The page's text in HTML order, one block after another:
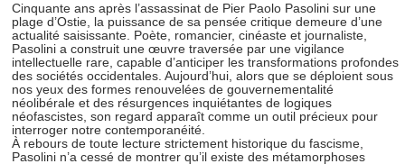
Cinquante ans après l’assassinat de Pier Paolo Pasolini sur une
plage d’Ostie, la puissance de sa pensée critique demeure d’une
actualité saisissante. Poète, romancier, cinéaste et journaliste,
Pasolini a construit une œuvre traversée par une vigilance
intellectuelle rare, capable d’anticiper les transformations profondes
des sociétés occidentales. Aujourd’hui, alors que se déploient sous
nos yeux des formes renouvelées de gouvernementalité
néolibérale et des résurgences inquiétantes de logiques
néofascistes, son regard apparaît comme un outil précieux pour
interroger notre contemporanéité.
À rebours de toute lecture strictement historique du fascisme,
Pasolini n’a cessé de montrer qu’il existe des métamorphoses